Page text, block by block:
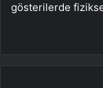
gösterilerde